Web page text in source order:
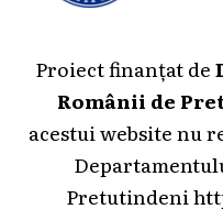
Proiect finanțat de
Românii de
acestui website nu
Pretutindeni